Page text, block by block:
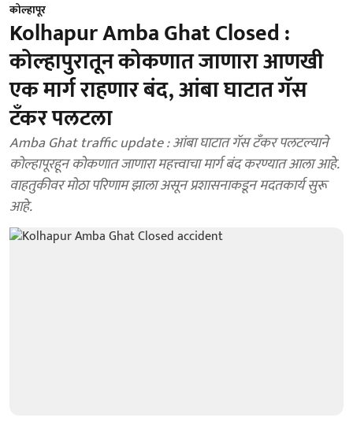
कोल्हापूर
Kolhapur Amba Ghat Closed :
कोल्हापुरातून कोकणात जाणारा आणखी
एक मार्ग राहणार बंद, आंबा घाटात गॅस
टँकर पलटला
Amba Ghat traffic update : आंबा घाटात गॅस टँकर पलटल्याने
कोल्हापूरहून कोकणात जाणारा महत्त्वाचा मार्ग बंद करण्यात आला आहे.
वाहतुकीवर मोठा परिणाम झाला असून प्रशासनाकडून मदतकार्य सुरू
आहे.